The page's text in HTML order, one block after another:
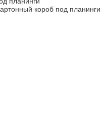
короб под планинги